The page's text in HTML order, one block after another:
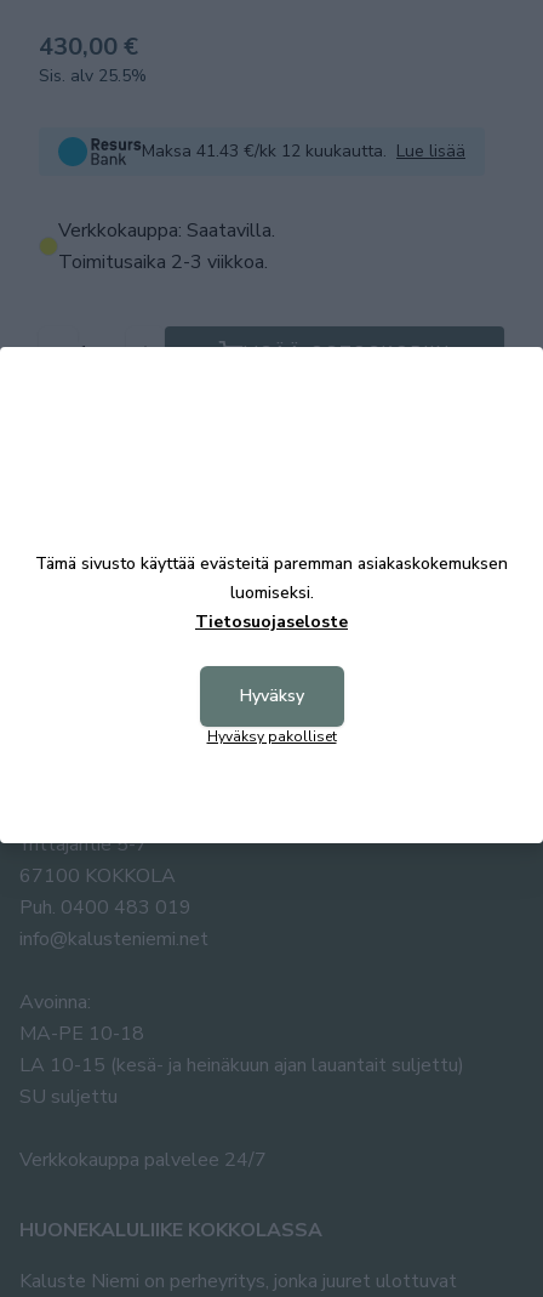
430,00 €
Sis. alv 25.5%
Maksa 41.43 €/kk 12 kuukautta. Lue lisää
Verkkokauppa: Saatavilla.
Toimitusaika 2-3 viikkoa.
LISÄÄ OSTOSKORIIN
Yrittäjäntie 5-7
67100 KOKKOLA
Puh. 0400 483 019
info@kalusteniemi.net
Avoinna:
MA-PE 10-18
LA 10-15 (kesä- ja heinäkuun ajan lauantait suljettu)
SU suljettu
Verkkokauppa palvelee 24/7
HUONEKALULIIKE KOKKOLASSA
Kaluste Niemi on perheyritys, jonka juuret ulottuvat
Tämä sivusto käyttää evästeitä paremman asiakaskokemuksen
luomiseksi.
Tietosuojaseloste
Hyväksy
Hyväksy pakolliset